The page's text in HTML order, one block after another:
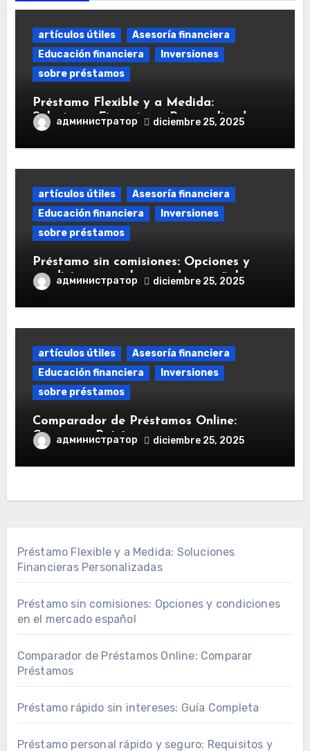
artículos útiles
Asesoría financiera
Educación financiera
Inversiones
sobre préstamos
Préstamo Flexible y a Medida:
Soluciones Financieras Personalizadas
администратор diciembre 25, 2025
artículos útiles
Asesoría financiera
Educación financiera
Inversiones
sobre préstamos
Préstamo sin comisiones: Opciones y
condiciones en el mercado español
администратор diciembre 25, 2025
artículos útiles
Asesoría financiera
Educación financiera
Inversiones
sobre préstamos
Comparador de Préstamos Online:
Comparar Préstamos
администратор diciembre 25, 2025
Préstamo Flexible y a Medida: Soluciones
Financieras Personalizadas
Préstamo sin comisiones: Opciones y condiciones
en el mercado español
Comparador de Préstamos Online: Comparar
Préstamos
Préstamo rápido sin intereses: Guía Completa
Préstamo personal rápido y seguro: Requisitos y